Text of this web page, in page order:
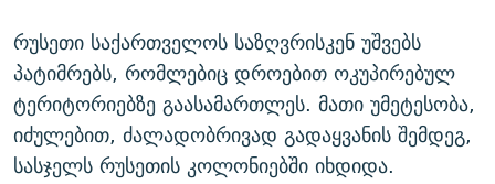
რუსეთი საქართველოს საზღვრისკენ უშვებს
პატიმრებს, რომლებიც დროებით ოკუპირებულ
ტერიტორიებზე გაასამართლეს. მათი უმეტესობა,
იძულებით, ძალადობრივად გადაყვანის შემდეგ,
სასჯელს რუსეთის კოლონიებში იხდიდა.